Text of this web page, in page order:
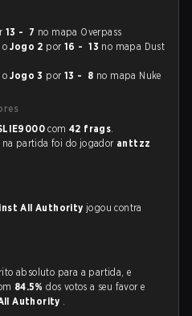
13 - 7 no mapa Overpass
oJogo 2 por 16 - 13 no mapa Dust
oJogo 3 por 13 - 8 no mapa Nuke
com42 frags.
na partida foi do jogador anttzz
All Authority jogou contra
absoluto para a partida, e
84.5%dos votos a seu favor e
Authority .